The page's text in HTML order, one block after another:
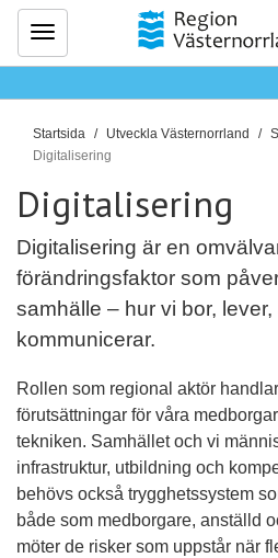
Meny
D
u
ä
r
h
ä
r
:
Startsida Utveckla Västernorrland
Digitalisering
Digitalisering
Digitalisering är en
förändringsfaktor som
samhälle – hur vi bor,
kommunicerar.
Rollen som regional aktör
förutsättningar för våra
tekniken. Samhället och vi
infrastruktur, utbildning och
behövs också trygghetssystem
både som medborgare, anställd
möter de risker som uppstår när